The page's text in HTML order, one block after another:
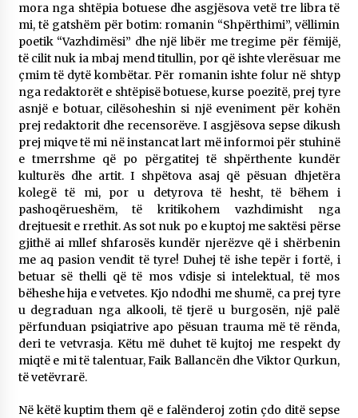
mora nga shtëpia botuese dhe asgjësova vetë tre libra të
mi, të gatshëm për botim: romanin “Shpërthimi”, vëllimin
poetik “Vazhdimësi” dhe një libër me tregime për fëmijë,
të cilit nuk ia mbaj mend titullin, por që ishte vlerësuar me
çmim të dytë kombëtar. Për romanin ishte folur në shtyp
nga redaktorët e shtëpisë botuese, kurse poezitë, prej tyre
asnjë e botuar, cilësoheshin si një eveniment për kohën
prej redaktorit dhe recensorëve. I asgjësova sepse dikush
prej miqve të mi në instancat lart më informoi për stuhinë
e tmerrshme që po përgatitej të shpërthente kundër
kulturës dhe artit. I shpëtova asaj që pësuan dhjetëra
kolegë të mi, por u detyrova të hesht, të bëhem i
pashoqërueshëm, të kritikohem vazhdimisht nga
drejtuesit e rrethit. As sot nuk po e kuptoj me saktësi përse
gjithë ai mllef shfarosës kundër njerëzve që i shërbenin
me aq pasion vendit të tyre! Duhej të ishe tepër i fortë, i
betuar së thelli që të mos vdisje si intelektual, të mos
bëheshe hija e vetvetes. Kjo ndodhi me shumë, ca prej tyre
u degraduan nga alkooli, të tjerë u burgosën, një palë
përfunduan psiqiatrive apo pësuan trauma më të rënda,
deri te vetvrasja. Këtu më duhet të kujtoj me respekt dy
miqtë e mi të talentuar, Faik Ballancën dhe Viktor Qurkun,
të vetëvrarë.
Në këtë kuptim them që e falënderoj zotin çdo ditë sepse